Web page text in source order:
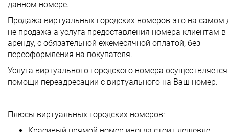
данном номере.
Продажа виртуальных городских номеров это на самом
не продажа а услуга предоставления номера клиентам в
аренду, с обязательной ежемесячной оплатой, без
переоформления на покупателя.
Услуга виртуального городского номера
помощи переадресации с виртуального на Ваш номер.
Плюсы виртуальных городских номеров: